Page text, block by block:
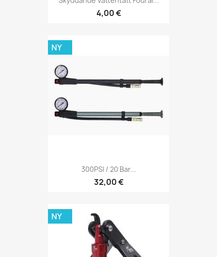
4,00 €
300PSI / 20 Bar...
32,00 €
NY
NY